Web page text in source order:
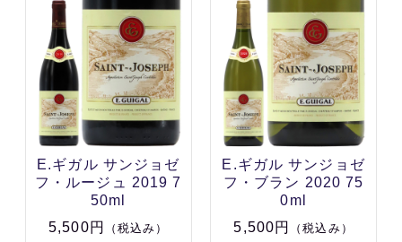
E.ギガル サンジョゼ
フ・ルージュ 2019 7
50ml
5,500円
（税込み）
E.ギガル サンジョゼ
フ・ブラン 2020 75
0ml
5,500円
（税込み）